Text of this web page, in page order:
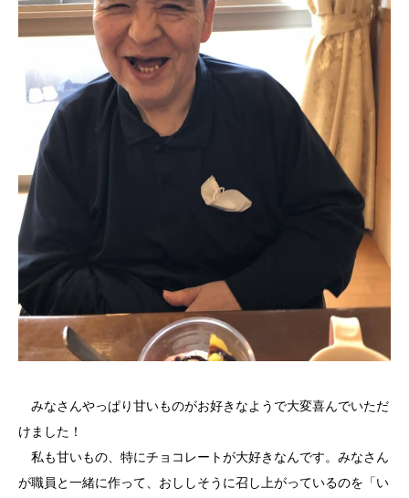
みなさんやっぱり甘いものがお好きなようで大変喜んでいただ
けました！
私も甘いもの、特にチョコレートが大好きなんです。みなさん
が職員と一緒に作って、おししそうに召し上がっているのを「い